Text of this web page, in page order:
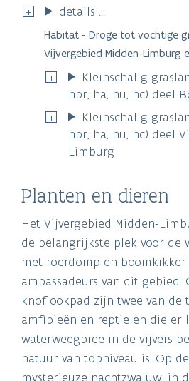
details ...
Habitat - Droge tot vochtige
Vijvergebied Midden-Limburg
Kleinschalig
hpr, ha, hu, hc) deel
Kleinschalig
hpr, ha, hu, hc) deel
Limburg
Planten en dieren
Het Vijvergebied Midden-
de belangrijkste plek voor de
met roerdomp en
ambassadeurs van dit gebied.
knoflookpad zijn twee van de
amfibieën en reptielen die er
waterweegbree in de vijvers
natuur van topniveau is. Op
mysterieuze nachtzwaluw, in